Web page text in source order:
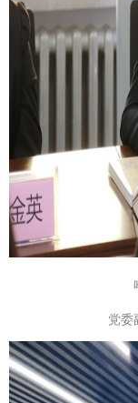
党委